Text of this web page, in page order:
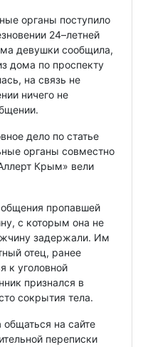
органы поступило
24–летней
девушки сообщила,
дома по проспекту
на связь не
ничего не
дело по статье
органы совместно
Крым» вели
общения пропавшей
с которым она не
задержали. Им
отец, ранее
к уголовной
признался в
сокрытия тела.
на сайте
переписки